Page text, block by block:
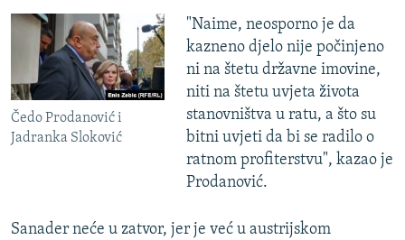
Čedo Prodanović i
Jadranka Sloković
"Naime, neosporno je da
kazneno djelo nije počinjeno
ni na štetu državne imovine,
niti na štetu uvjeta života
stanovništva u ratu, a što su
bitni uvjeti da bi se radilo o
ratnom profiterstvu", kazao je
Prodanović.
Sanader neće u zatvor, jer je već u austrijskom